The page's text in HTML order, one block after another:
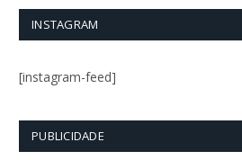
INSTAGRAM
[instagram-feed]
PUBLICIDADE